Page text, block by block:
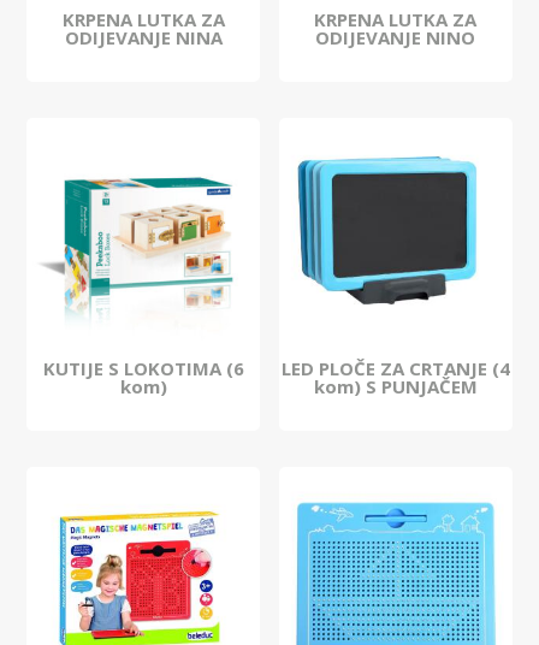
KRPENA LUTKA ZA
ODIJEVANJE NINA
KRPENA LUTKA ZA
ODIJEVANJE NINO
KUTIJE S LOKOTIMA (6
kom)
LED PLOČE ZA CRTANJE (4
kom) S PUNJAČEM